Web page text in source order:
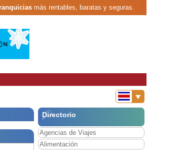
más rentables, baratas y seguras.
Directorio
Agencias de Viajes
Alimentación